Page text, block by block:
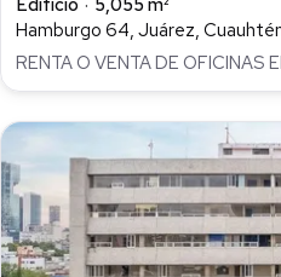
Edificio
5,055 m²
Hamburgo 64, Juárez,
RENTA O VENTA DE OFICINAS